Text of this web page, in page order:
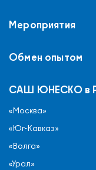
Мероприятия
Обмен опытом
САШ ЮНЕСКО в
«Москва»
«Юг-Кавказ»
«Волга»
«Урал»